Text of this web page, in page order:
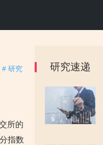
# 研究
所的
指数
研究速递